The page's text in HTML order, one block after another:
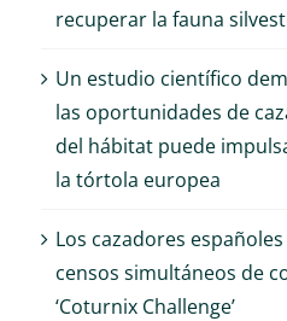
recuperar la fauna
Un estudio científico
las oportunidades de
del hábitat puede
la tórtola europea
Los cazadores
censos simultáneos de
‘Coturnix Challenge’